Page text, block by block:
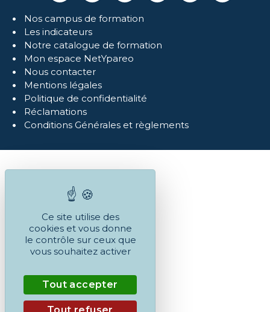
Nos campus de formation
Les indicateurs
Notre catalogue de formation
Mon espace NetYpareo
Nous contacter
Mentions légales
Politique de confidentialité
Réclamations
Conditions Générales et règlements
Ce site utilise des
cookies et vous donne
le contrôle sur ceux que
vous souhaitez activer
Tout accepter